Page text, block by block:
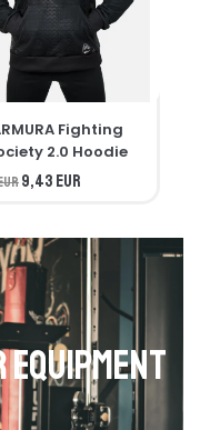
Fighting
2.0 Hoodie
9,43 EUR